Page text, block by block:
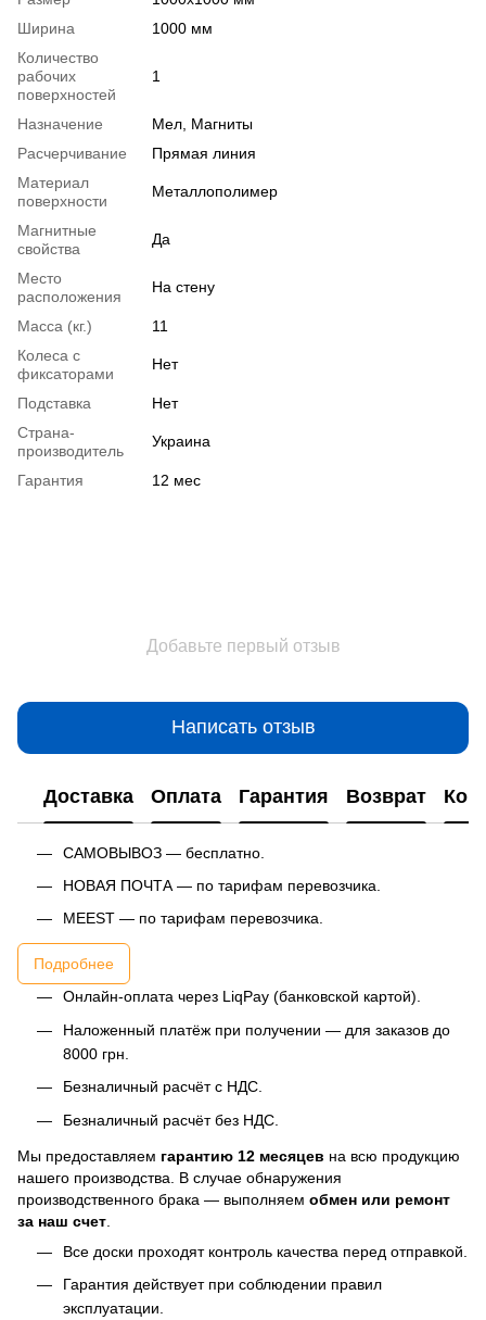
Ширина
1000 мм
Количество
рабочих
поверхностей
1
Назначение
Мел, Магниты
Расчерчивание
Прямая линия
Материал
поверхности
Металлополимер
Магнитные
свойства
Да
Место
расположения
На стену
Масса (кг.)
11
Колеса с
фиксаторами
Нет
Подставка
Нет
Страна-
производитель
Украина
Гарантия 12 мес
Добавьте первый отзыв
Написать отзыв
Доставка Оплата Гарантия Возврат
САМОВЫВОЗ — бесплатно.
НОВАЯ ПОЧТА — по тарифам перевозчика.
MEEST — по тарифам перевозчика.
Подробнее
Онлайн-оплата через LiqPay (банковской картой).
Наложенный платёж при получении — для заказов до
8000 грн.
Безналичный расчёт с НДС.
Безналичный расчёт без НДС.
Мы предоставляем гарантию 12 месяцев на всю продукцию
нашего производства. В случае обнаружения
производственного брака — выполняем обмен или ремонт
за наш счет
Все доски проходят контроль качества перед отправкой.
Гарантия действует при соблюдении правил
эксплуатации.